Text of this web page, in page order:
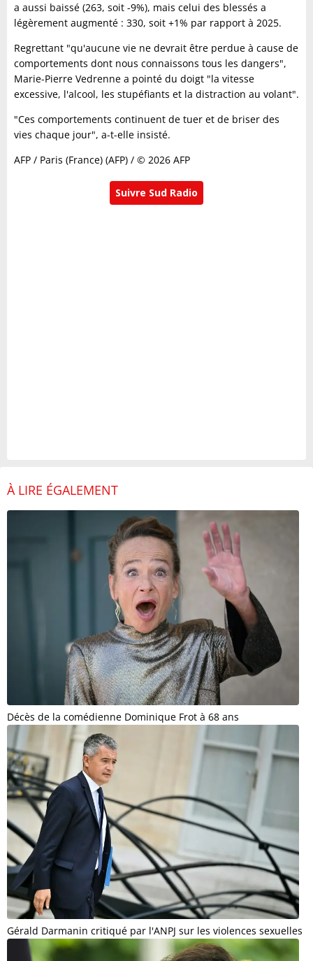
a aussi baissé (263, soit -9%), mais celui des blessés a
légèrement augmenté : 330, soit +1% par rapport à 2025.
Regrettant "qu'aucune vie ne devrait être perdue à cause de
comportements dont nous connaissons tous les dangers",
Marie-Pierre Vedrenne a pointé du doigt "la vitesse
excessive, l'alcool, les stupéfiants et la distraction au volant".
"Ces comportements continuent de tuer et de briser des
vies chaque jour", a-t-elle insisté.
AFP / Paris (France) (AFP) / © 2026 AFP
Suivre Sud Radio
À LIRE ÉGALEMENT
Décès de la comédienne Dominique Frot à 68 ans
Gérald Darmanin critiqué par l'ANPJ sur les violences sexuelles